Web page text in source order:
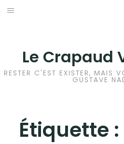
Aller
Le Crapaud
RESTER C'EST EXISTER, MAIS
GUSTAVE
Étiquette :
EUROPE
ASIE